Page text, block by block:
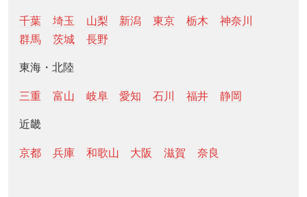
千葉 埼玉 山梨 新潟 東京 栃木
神奈川
群馬
茨城 長野
東海・北陸
三重 富山 岐阜 愛知 石川 福井 静岡
近畿
京都 兵庫 和歌山 大阪 滋賀 奈良